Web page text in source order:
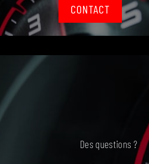
CONTACT
Des questions ?